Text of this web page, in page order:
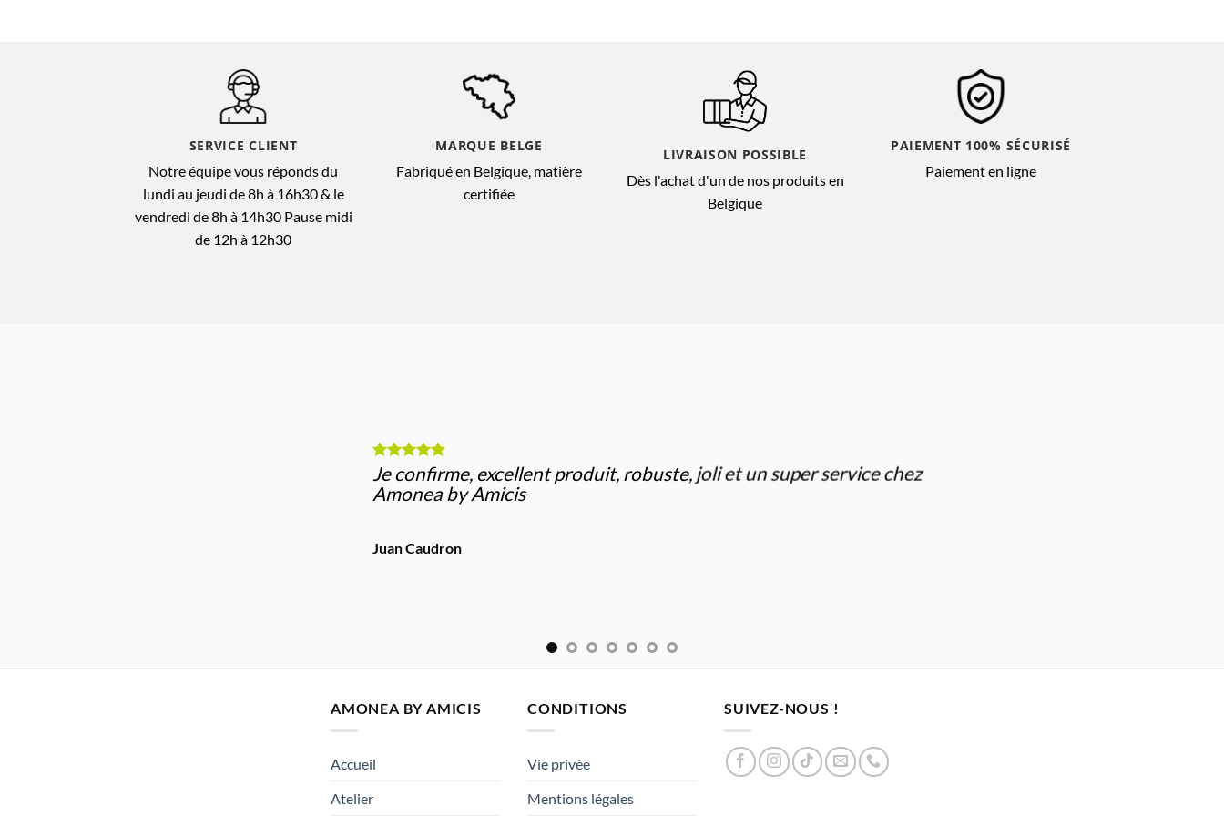
SERVICE CLIENT
Notre équipe vous réponds du
lundi au jeudi de 8h à 16h30 & le
vendredi de 8h à 14h30 Pause midi
de 12h à 12h30
MARQUE BELGE
Fabriqué en Belgique, matière
certifiée
LIVRAISON POSSIBLE
Dès l'achat d'un de nos produits en
Belgique
PAIEMENT 100% SÉCURISÉ
Paiement en ligne
Je confirme, excellent produit, robuste, joli et un super service chez
Amonea by Amicis
Juan Caudron
AMONEA BY AMICIS
Accueil
Atelier
CONDITIONS
Vie privée
Mentions légales
SUIVEZ-NOUS !